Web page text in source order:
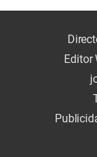
Editor